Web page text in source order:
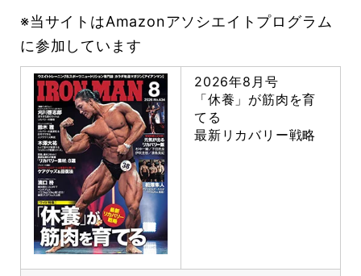
※当サイトはAmazonアソシエイトプログラム
に参加しています
2026年8月号
「休養」が筋肉を育
てる
最新リカバリー戦略